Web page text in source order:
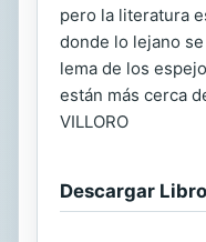
pero la literatura
donde lo lejano
lema de los
están más cerca
VILLORO
Descargar Libro